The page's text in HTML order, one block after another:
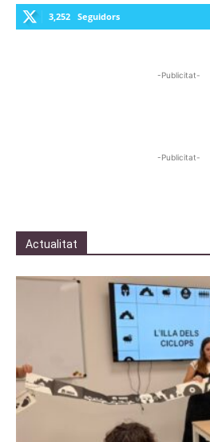
3,252 Seguidors
-Publicitat-
-Publicitat-
Actualitat